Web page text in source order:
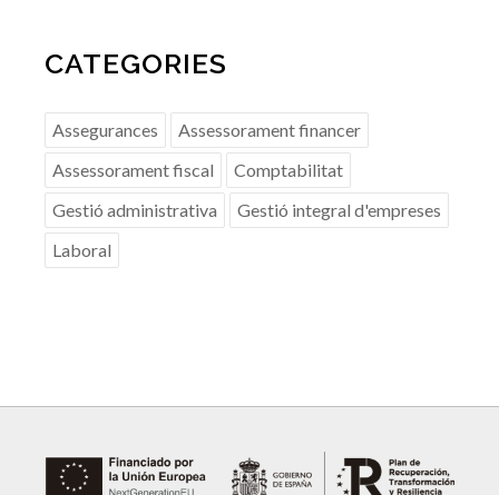
CATEGORIES
Assegurances
Assessorament financer
Assessorament fiscal
Comptabilitat
Gestió administrativa
Gestió integral d'empreses
Laboral